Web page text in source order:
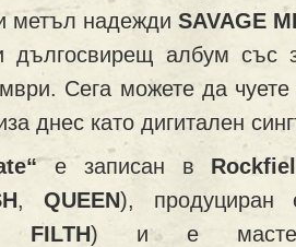
метъл надежди SAVAGE
дългосвирещ албум със
Сега можете да чуете
днес като дигитален
е записан в
, QUEEN),
FILTH) и е